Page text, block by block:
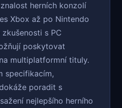
herních konzolí
Xbox až po Nintendo
s PC
poskytovat
multiplatformní tituly.
specifikacím,
poradit s
nejlepšího herního